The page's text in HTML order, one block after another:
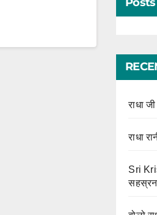
राधा
राधा
Sri